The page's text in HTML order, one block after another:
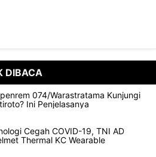
DIBACA
074/Warastratama Kunjungi
Ini Penjelasanya
Cegah COVID-19, TNI AD
Thermal KC Wearable